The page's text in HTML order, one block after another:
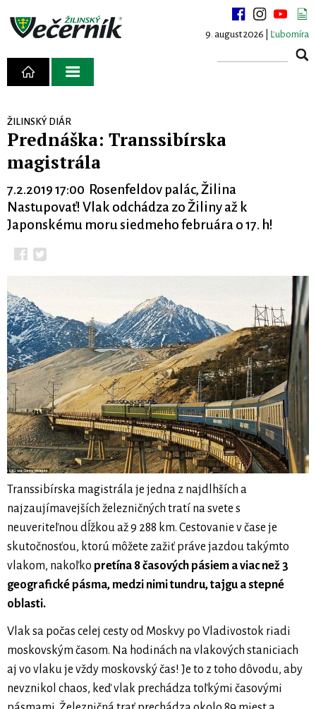
9. august 2026 | Ľubomíra
ŽILINSKÝ DIÁR
Prednáška: Transsibírska
magistrála
7.2.2019 17:00 Rosenfeldov palác, Žilina
Nastupovať! Vlak odchádza zo Žiliny až k
Japonskému moru siedmeho februára o 17. h!
Transsibírska magistrála je jedna z najdlhších a
najzaujímavejších železničných tratí na svete s
neuveriteľnou dĺžkou až 9 288 km. Cestovanie v čase je
skutočnosťou, ktorú môžete zažiť práve jazdou takýmto
vlakom, nakoľko pretína 8 časových pásiem a viac než 3
geografické pásma, medzi nimi tundru, tajgu a stepné
oblasti.
Vlak sa počas celej cesty od Moskvy po Vladivostok riadi
moskovským časom. Na hodinách na vlakových staniciach
aj vo vlaku je vždy moskovský čas! Je to z toho dôvodu, aby
nevznikol chaos, keď vlak prechádza toľkými časovými